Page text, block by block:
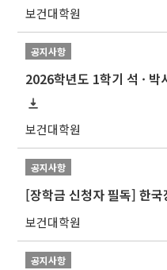
보건대학원
공지사항
보건대학원
공지사항
보건대학원
공지사항